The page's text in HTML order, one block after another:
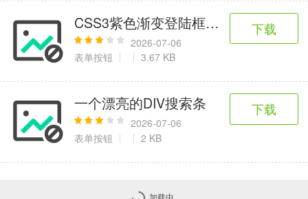
CSS3紫色渐变登陆框表单代码
2026-07-06
表单按钮
3.67 KB
下载
一个漂亮的DIV搜索条
2026-07-06
表单按钮
2 KB
下载
加载中...